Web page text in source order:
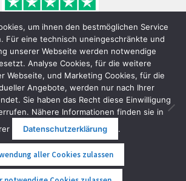
- Hochqualitative Elektromobilität 2026
Erstellt mit WooCommerce
um ihnen den bestmöglichen Service
Für eine technisch uneingeschränkte und
unserer Webseite werden notwendige
Analyse Cookies, für die weitere
Webseite, und Marketing Cookies, für die
Angebote, werden nur nach Ihrer
Sie haben das Recht diese Einwilligung
Nähere Informationen finden sie in
Datenschutzerklärung .
aller Cookies zulassen